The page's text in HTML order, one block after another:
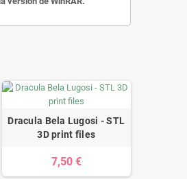
Dracula Bela Lugosi - STL
3D print files
7,50 €